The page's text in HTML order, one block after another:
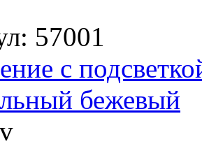
57001
с
бежевый
v